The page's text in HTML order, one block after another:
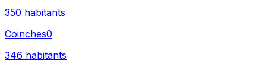
350 habitants
Coinches0
346 habitants